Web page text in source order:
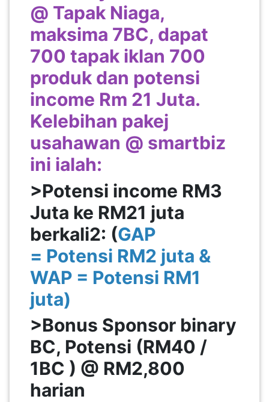
@ Tapak Niaga,
maksima 7BC, dapat
700 tapak iklan 700
produk dan potensi
income Rm 21 Juta.
Kelebihan pakej
usahawan @ smartbiz
ini ialah:
>Potensi income RM3
Juta ke RM21 juta
berkali2: (GAP
= Potensi RM2 juta &
WAP = Potensi RM1
juta)
>Bonus Sponsor binary
BC, Potensi (RM40 /
1BC ) @ RM2,800
harian